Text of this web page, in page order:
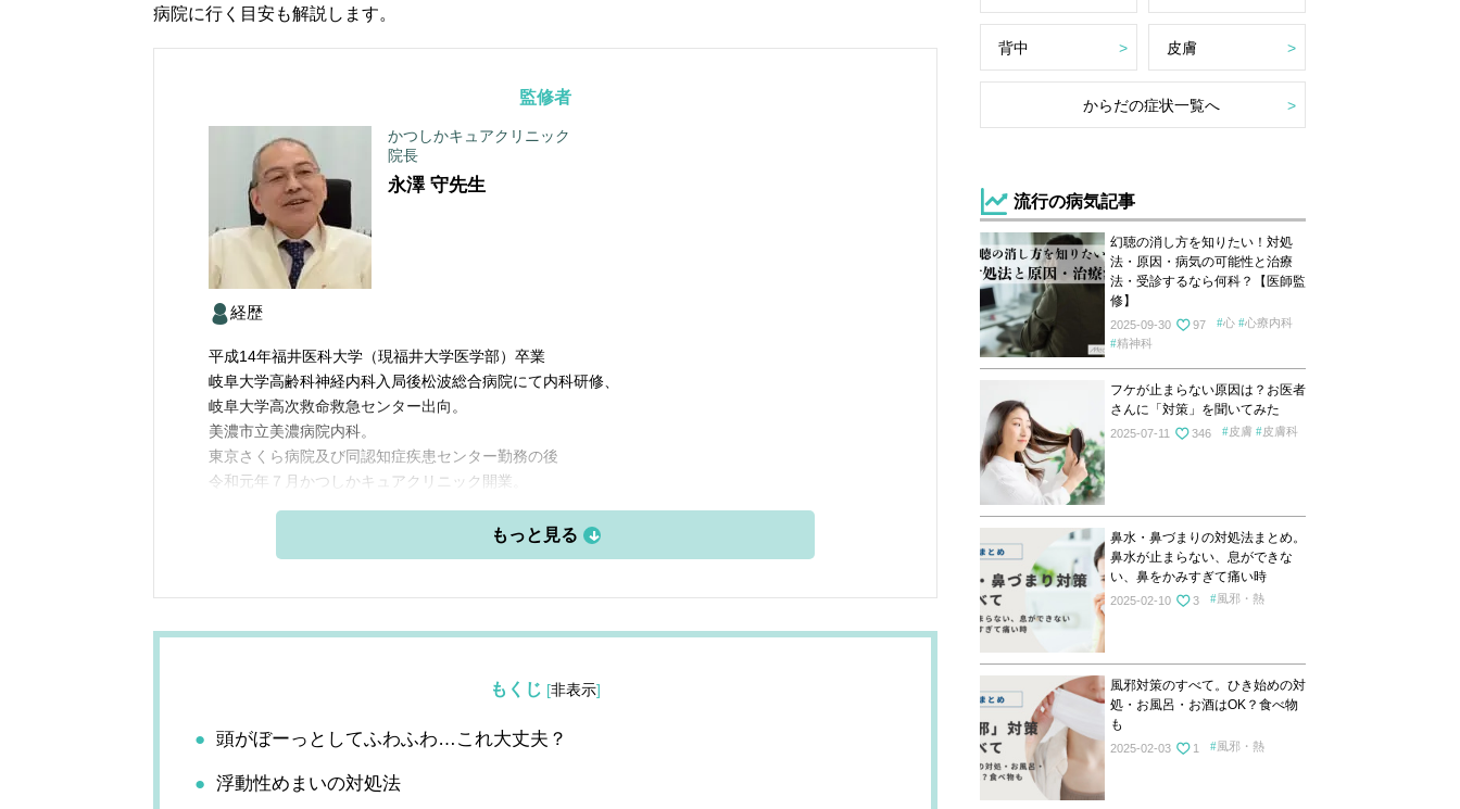
病院に行く目安も解説します。
監修者
かつしかキュアクリニック
院長
永澤 守先生
経歴
平成14年福井医科大学（現福井大学医学部）卒業
岐阜大学高齢科神経内科入局後松波総合病院にて内科研修、
岐阜大学高次救命救急センター出向。
美濃市立美濃病院内科。
東京さくら病院及び同認知症疾患センター勤務の後
令和元年７月かつしかキュアクリニック開業。
もくじ [非表示]
頭がぼーっとしてふわふわ…これ大丈夫？
浮動性めまいの対処法
背中 皮膚
からだの症状一覧へ
流行の病気記事
幻聴の消し方を知りたい！対処
法・原因・病気の可能性と治療
法・受診するなら何科？【医師監
修】
2025-09-30 97 心
心療内科
精神科
フケが止まらない原因は？お医者
さんに「対策」を聞いてみた
2025-07-11 346 皮膚 皮膚科
鼻水・鼻づまりの対処法まとめ。
鼻水が止まらない、息ができな
い、鼻をかみすぎて痛い時
2025-02-10 3 風邪・熱
風邪対策のすべて。ひき始めの対
処・お風呂・お酒はOK？食べ物
も
2025-02-03 1 風邪・熱